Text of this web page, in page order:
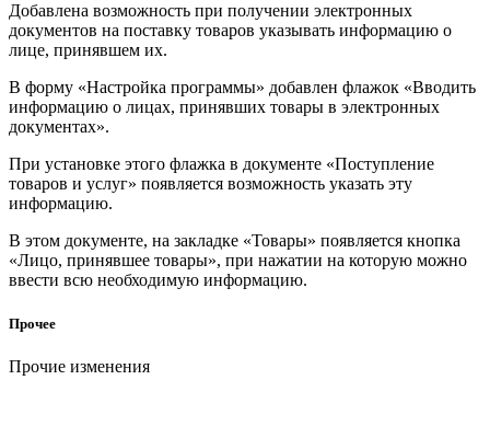
Добавлена возможность при получении электронных
документов на поставку товаров указывать информацию о
лице, принявшем их.
В форму «Настройка программы» добавлен флажок «Вводить
информацию о лицах, принявших товары в электронных
документах».
При установке этого флажка в документе «Поступление
товаров и услуг» появляется возможность указать эту
информацию.
В этом документе, на закладке «Товары» появляется кнопка
«Лицо, принявшее товары», при нажатии на которую можно
ввести всю необходимую информацию.
Прочее
Прочие изменения